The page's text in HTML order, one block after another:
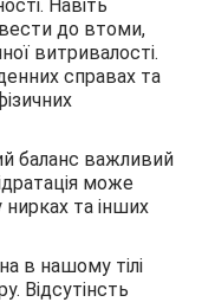
Навіть
до втоми,
витривалості.
справах та
баланс важливий
може
та інших
в нашому тілі
Відсутінсть